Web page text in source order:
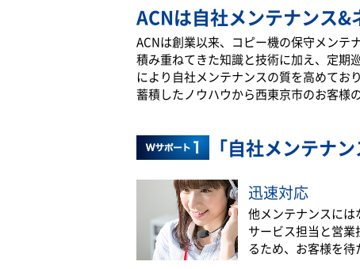
ACNは自社メンテナンス&
ACNは創業以来、コピー機の保守メンテ
積み重ねてきた知識と技術に加え、定期
により自社メンテナンスの質を高めており
蓄積したノウハウから西東京市のお客様
「自社メンテナ
迅速対応
他メンテナンスには
サービス担当と営
るため、お客様を待